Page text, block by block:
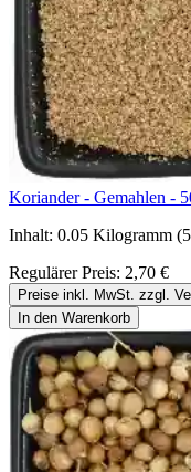
Koriander - Gemahlen -
Inhalt: 0.05 Kilogramm
Regulärer Preis: 2,70 €
Preise inkl. MwSt. zzgl.
In den Warenkorb